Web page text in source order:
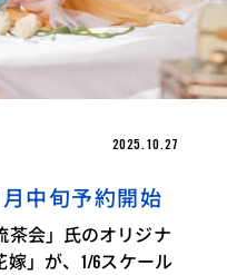
2025.10.27
月中旬予約開始
茶会」氏のオリジナ
」が、1/6スケール